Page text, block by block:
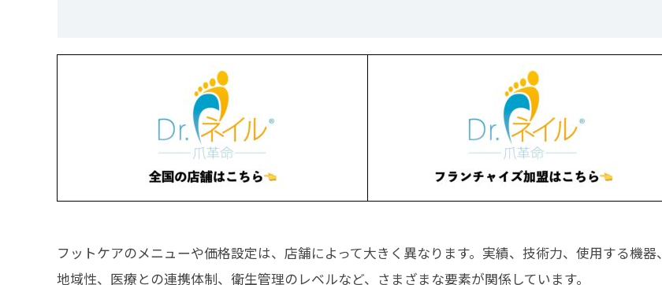
フットケアのメニューや価格設定は、店舗によって大きく異なります。実績、技術力、使用する機器、
地域性、医療との連携体制、衛生管理のレベルなど、さまざまな要素が関係しています。